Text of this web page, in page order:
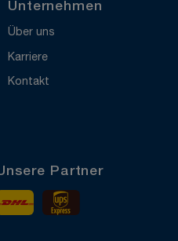
Unternehmen
Über uns
Karriere
Kontakt
Partner
DHL